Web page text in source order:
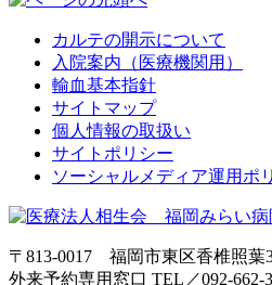
カルテの開示について
入院案内（医療機関用）
輸血基本指針
サイトマップ
個人情報の取扱い
サイトポリシー
ソーシャルメディア運用ポ
〒813-0017 福岡市東区香椎照葉
外来予約専用窓口 TEL／092-662-